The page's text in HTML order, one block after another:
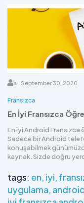
a September 30, 2020
Fransızca
En İyi Fransızca
En iyi Android Fransızca
Sadece bir Android
konuşabilmek
kaynak. Sizde doğru
tags: en iyi
uygulama